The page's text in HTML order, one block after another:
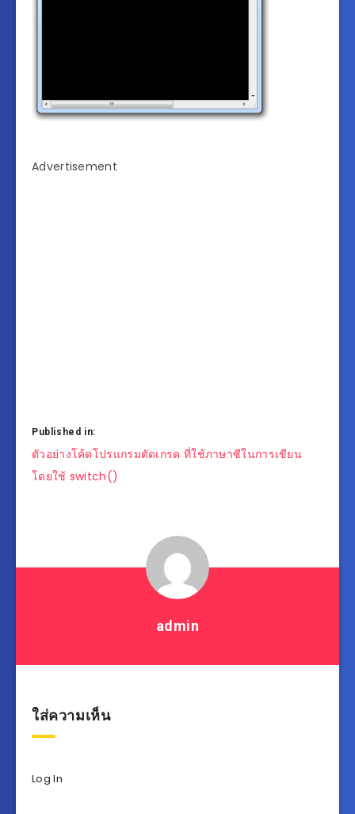
Advertisement
Published in:
แนะแนว
เรื่อง
ตัวอย่างโค้ดโปรแกรมตัดเกรด ที่ใช้ภาษาซีในการเขียน
โดยใช้ switch()
admin
ใส่ความเห็น
Log In